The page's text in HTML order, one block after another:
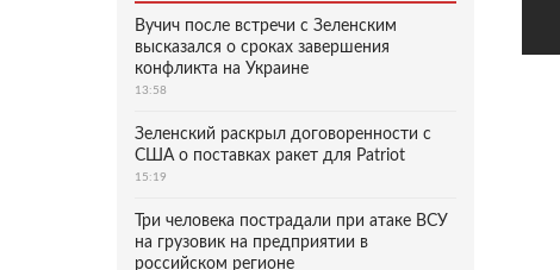
Вучич после встречи с Зеленским
высказался о сроках завершения
конфликта на Украине
13:58
Зеленский раскрыл договоренности с
США о поставках ракет для Patriot
15:19
Три человека пострадали при атаке ВСУ
на грузовик на предприятии в
российском регионе